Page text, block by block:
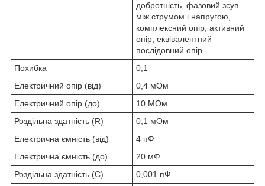
добротність, фазовий зсув
між струмом і напругою,
комплексний опір, активний
опір, еквівалентний
послідовний опір
Похибка
0,1
Електричний опір (від)
0,4 мОм
Електричний опір (до)
10 МОм
Роздільна здатність (R)
0,1 мОм
Електрична ємність (від)
4 пФ
Електрична ємність (до)
20 мФ
Роздільна здатність (C)
0,001 пФ